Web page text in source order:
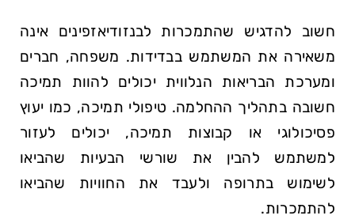
חשוב להדגיש שהתמכרות לבנזודיאזפינים אינה
משאירה את המשתמש בבדידות. משפחה, חברים
ומערכת הבריאות הנלווית יכולים להוות תמיכה
חשובה בתהליך ההחלמה. טיפולי תמיכה, כמו יעוץ
פסיכולוגי או קבוצות תמיכה, יכולים לעזור
למשתמש להבין את שורשי הבעיות שהביאו
לשימוש בתרופה ולעבד את החוויות שהביאו
להתמכרות.